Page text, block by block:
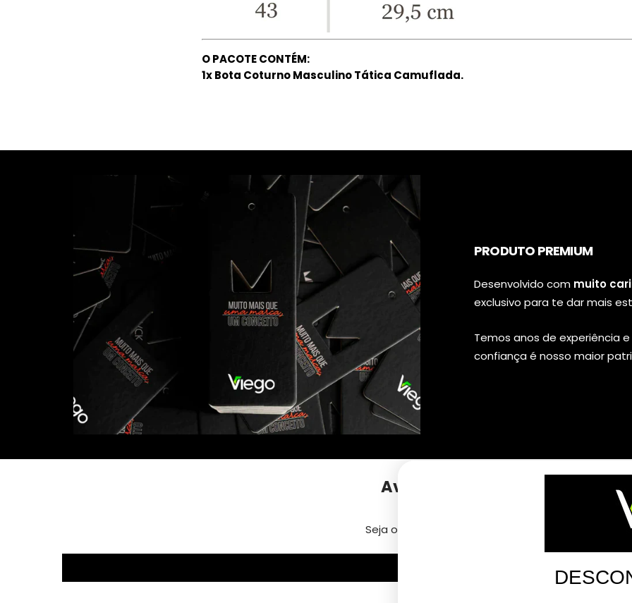
O PACOTE CONTÉM:
1x Bota Coturno Masculino Tática Camuflada.
PRODUTO PREMIUM
Desenvolvido com muito
exclusivo para te dar mais
Temos anos de experiência
confiança é nosso maior
Avaliações de Clientes
Seja o primeiro a escrever uma avaliação